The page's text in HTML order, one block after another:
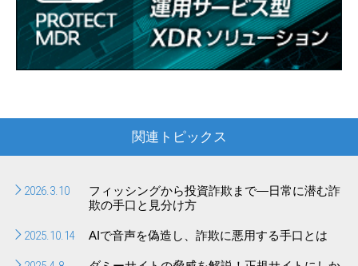
関連トピックス
2026.3.10
フィッシングから投資詐欺まで―日常に潜む詐
欺の手口と見分け方
2025.10.14 AIで音声を偽造し、詐欺に悪用する手口とは